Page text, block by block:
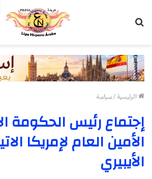
الرئيسية/سياسة
إجتماع رئيس الحكومة
الأمين العام لإمريكا
الأيبيري